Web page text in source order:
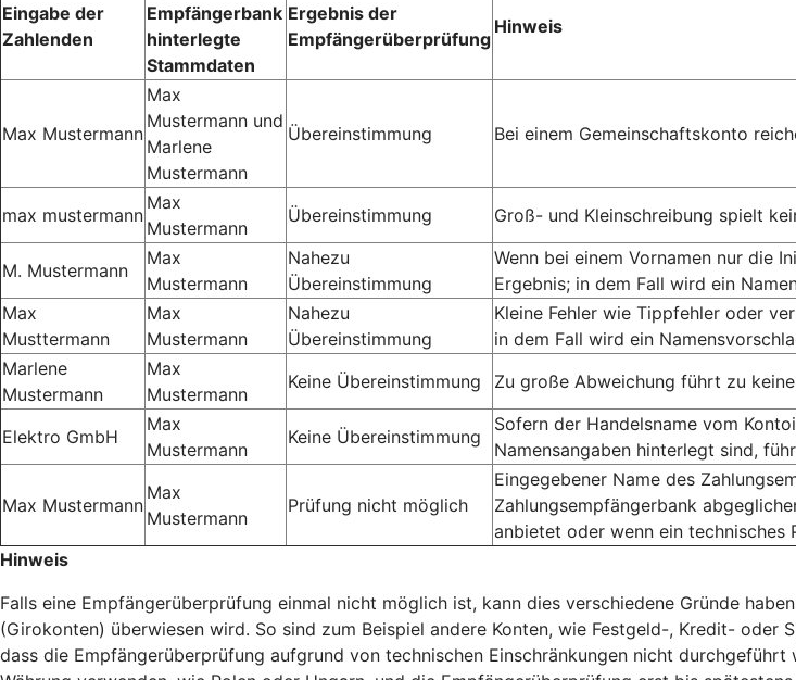
Eingabe der
Zahlenden
Empfängerbank
hinterlegte
Stammdaten
Ergebnis der
Empfängerüberprüfung
Hinweis
Max Mustermann
Max
Mustermann und
Marlene
Mustermann
Übereinstimmung Bei einem Gemeinschaftskonto
max mustermann
Max
Mustermann
Übereinstimmung Groß- und Kleinschreibung spielt
M. Mustermann
Max
Mustermann
Nahezu
Übereinstimmung
Wenn bei einem Vornamen nur die
Ergebnis; in dem Fall wird ein
Max
Musttermann
Max
Mustermann
Nahezu
Übereinstimmung
Kleine Fehler wie Tippfehler oder
in dem Fall wird ein
Marlene
Mustermann
Max
Mustermann
Keine Übereinstimmung Zu große Abweichung führt zu
Elektro GmbH
Max
Mustermann
Keine Übereinstimmung
Sofern der Handelsname vom
Namensangaben hinterlegt sind,
Max Mustermann
Max
Mustermann
Prüfung nicht möglich
Eingegebener Name des
Zahlungsempfängerbank
anbietet oder wenn ein
Hinweis
Falls eine Empfängerüberprüfung einmal nicht möglich ist, kann dies verschiedene Gründe
(Girokonten) überwiesen wird. So sind zum Beispiel andere Konten, wie Festgeld-, Kredit- oder
dass die Empfängerüberprüfung aufgrund von technischen Einschränkungen nicht